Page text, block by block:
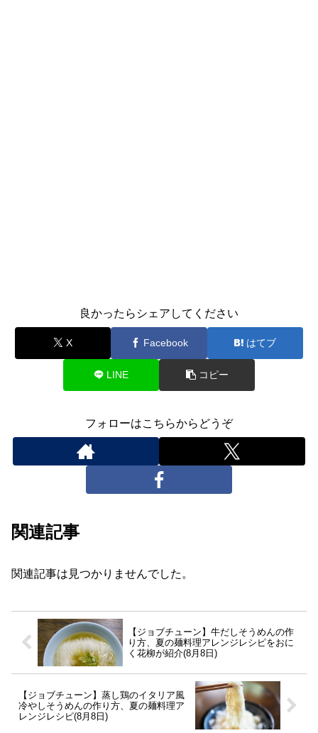
良かったらシェアしてください
X Facebook はてブ
LINE コピー
フォローはこちらからどうぞ
関連記事
関連記事は見つかりませんでした。
【ジョブチューン】牛だしそうめんの作
り方、夏の麺料理アレンジレシピをおに
く花柳が紹介(8月8日)
【ジョブチューン】蒸し鶏のイタリア風
冷やしそうめんの作り方、夏の麺料理ア
レンジレシピ(8月8日)